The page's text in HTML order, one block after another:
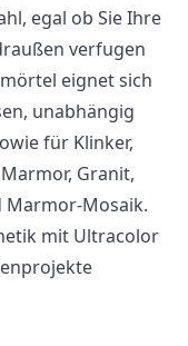
egal ob Sie Ihre
verfugen
eignet sich
unabhängig
für Klinker,
Granit,
Marmor-Mosaik.
mit Ultracolor